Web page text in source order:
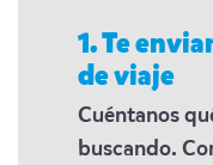
1. Te
de viaje
Cuéntanos
buscando.